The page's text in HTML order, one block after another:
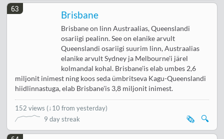
63
Brisbane
Brisbane on linn Austraalias, Queenslandi
osariigi pealinn. See on elanike arvult
Queenslandi osariigi suurim linn, Austraalias
elanike arvult Sydney ja Melbourne'i järel
kolmandal kohal. Brisbane'is elab umbes 2,6
miljonit inimest ning koos seda ümbritseva Kagu-Queenslandi
hiidlinnastuga, elab Brisbane'is 3,8 miljonit inimest.
152 views (↓10 from yesterday)
9 day streak
🔍
🗞️